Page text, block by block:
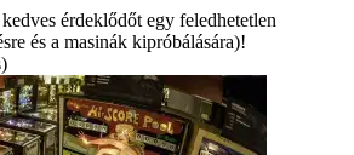
érdeklődőt egy feledhetetlen
és a masinák kipróbálására)!